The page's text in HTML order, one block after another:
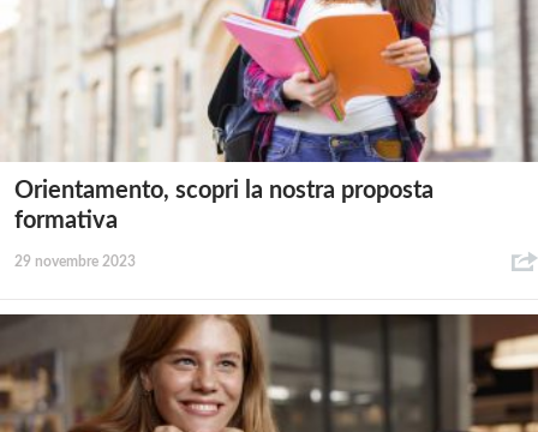
Orientamento, scopri la nostra proposta
formativa
29 novembre 2023